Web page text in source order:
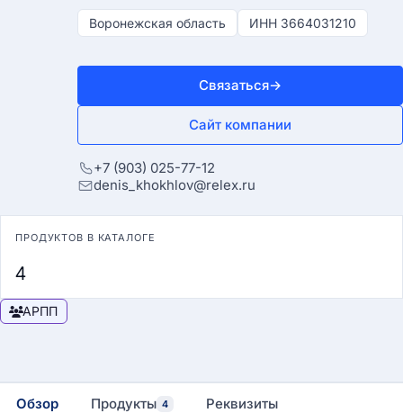
Воронежская область ИНН 3664031210
Связаться→
Сайт компании
+7 (903) 025-77-12
denis_khokhlov@relex.ru
ПРОДУКТОВ В КАТАЛОГЕ
4
АРПП
Обзор Продукты 4 Реквизиты